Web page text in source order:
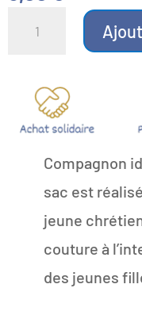
Bénin
rouge
Compagnon
sac est
jeune
couture à
des jeunes